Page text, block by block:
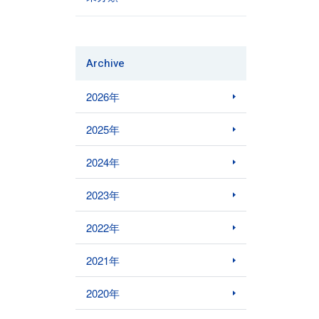
Archive
2026年
2025年
2024年
2023年
2022年
2021年
2020年